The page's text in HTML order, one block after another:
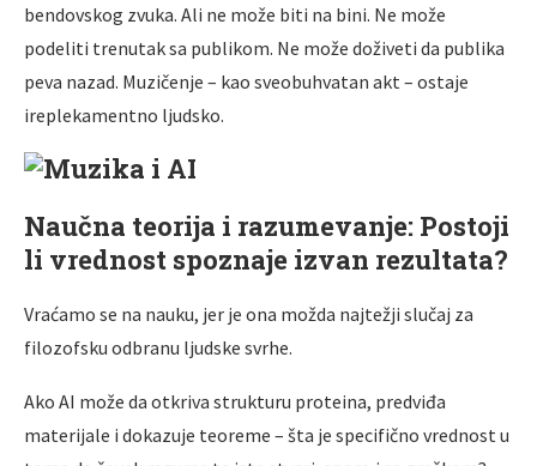
bendovskog zvuka. Ali ne može biti na bini. Ne može
podeliti trenutak sa publikom. Ne može doživeti da publika
peva nazad. Muzičenje – kao sveobuhvatan akt – ostaje
ireplekamentno ljudsko.
Naučna teorija i razumevanje: Postoji
li vrednost spoznaje izvan rezultata?
Vraćamo se na nauku, jer je ona možda najtežji slučaj za
filozofsku odbranu ljudske svrhe.
Ako AI može da otkriva strukturu proteina, predviđa
materijale i dokazuje teoreme – šta je specifično vrednost u